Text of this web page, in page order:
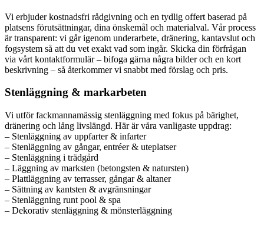
Vi erbjuder kostnadsfri rådgivning och en tydlig offert baserad på
platsens förutsättningar, dina önskemål och materialval. Vår process
är transparent: vi går igenom underarbete, dränering, kantavslut och
fogsystem så att du vet exakt vad som ingår. Skicka din förfrågan
via vårt kontaktformulär – bifoga gärna några bilder och en kort
beskrivning – så återkommer vi snabbt med förslag och pris.
Stenläggning & markarbeten
Vi utför fackmannamässig stenläggning med fokus på bärighet,
dränering och lång livslängd. Här är våra vanligaste uppdrag:
– Stenläggning av uppfarter & infarter
– Stenläggning av gångar, entréer & uteplatser
– Stenläggning i trädgård
– Läggning av marksten (betongsten & natursten)
– Plattläggning av terrasser, gångar & altaner
– Sättning av kantsten & avgränsningar
– Stenläggning runt pool & spa
– Dekorativ stenläggning & mönsterläggning